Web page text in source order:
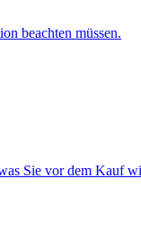
beachten müssen.
Sie vor dem Kauf